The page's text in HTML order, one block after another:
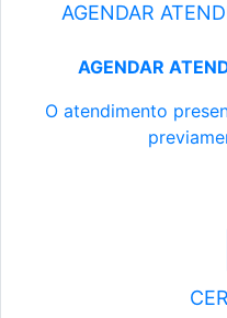
AGENDAR
AGENDAR
O atendimento